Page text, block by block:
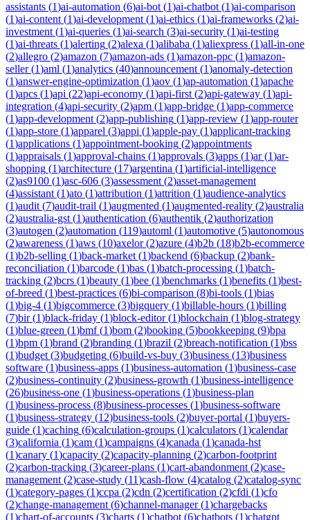
assistants (1)ai-automation (6)ai-bot (1)ai-chatbot (1)ai-comparison
(1)ai-content (1)ai-development (1)ai-ethics (1)ai-frameworks (2)ai-
investment (1)ai-queries (1)ai-search (3)ai-security (1)ai-testing
(1)ai-threats (1)alerting (2)alexa (1)alibaba (1)aliexpress (1)all-in-one
(2)allegro (2)amazon (7)amazon-ads (1)amazon-ppc (1)amazon-
seller(1)aml (1)analytics (40)announcement (1)anomaly-detection
(1)answer-engine-optimization (1)aov (1)ap-automation (1)apache
(1)apcs (1)api (22)api-economy (1)api-first (2)api-gateway (1)api-
integration (4)api-security (2)apm (1)app-bridge (1)app-commerce
(1)app-development (2)app-publishing (1)app-review (1)app-router
(1)app-store (1)apparel (3)appi (1)apple-pay (1)applicant-tracking
(1)applications (1)appointment-booking (2)appointments
(1)appraisals (1)approval-chains (1)approvals (3)apps (1)ar(1)ar-
shopping (1)architecture (17)argentina (1)artificial-intelligence
(2)as9100 (1)asc-606 (3)assessment (2)asset-management
(4)assistant (1)ato (1)attribution (1)attrition (1)audience-analytics
(1)audit (7)audit-trail (1)augmented (1)augmented-reality (2)australia
(2)australia-gst (1)authentication (6)authentik (2)authorization
(3)autogen (2)automation (119)automl (1)automotive (5)autonomous
(2)awareness (1)aws (10)axelor(2)azure (4)b2b (18)b2b-ecommerce
(1)b2b-selling (1)back-market (1)backend (6)backup (2)bank-
reconciliation (1)barcode (1)bas (1)batch-processing (1)batch-
tracking (2)bcrs (1)beauty (1)bee (1)benchmarks (1)benefits (1)best-
of-breed (1)best-practices (6)bi-comparison (8)bi-tools (1)bias
(1)big-4 (1)bigcommerce (3)bigquery (1)billable-hours (1)billing
(7)bir(1)black-friday (1)block-editor(1)blockchain (1)blog-strategy
(1)blue-green (1)bmf(1)bom (2)booking (5)bookkeeping (9)bpa
(1)bpm (1)brand (2)branding (1)brazil (2)breach-notification (1)bss
(1)budget (3)budgeting (6)build-vs-buy (3)business (13)business
software (1)business-apps (1)business-automation (1)business-case
(2)business-continuity (2)business-growth (1)business-intelligence
(26)business-one (1)business-operations (1)business-plan
(1)business-process (8)business-processes (1)business-software
(1)business-strategy (12)business-tools (2)buyer-portal (1)buyers-
guide (1)caching (6)calculation-groups (1)calculators (1)calendar
(3)california (1)cam (1)campaigns (4)canada (1)canada-hst
(1)canary (1)capacity (2)capacity-planning (2)carbon-footprint
(2)carbon-tracking (3)career-plans (1)cart-abandonment (2)case-
management (2)case-study (11)cash-flow (4)catalog (2)catalog-sync
(1)category-pages (1)ccpa (2)cdn (2)certification (2)cfdi (1)cfo
(2)change-management (6)channel-manager(1)chargebacks
(1)chart-of-accounts (3)charts (1)chatbot (6)chatbots (1)chatgpt